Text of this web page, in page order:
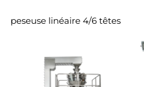
peseuse linéaire 4/6 têtes